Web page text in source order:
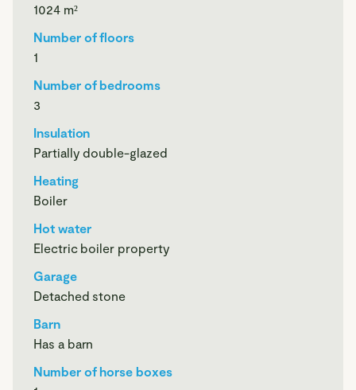
De open woonkeuken is uitgevoerd in een landelijke stijl
en voorzien van twee wasbakken, een oven en veel
werkruimte. Dankzij de directe verbinding met de
Daarnaast is de woning voorzien van een zonneboiler met
een 200 liter vat.
De woning is volledig gelijkvloers ingericht wat het
slaapkamers en een extra multifunctionele ruimte met
keukenblok, welke uitstekend geschikt is als praktijk,
atelier of sportruimte. De openslaande deuren verbinden
deze ruimte direct met de tuin.
De badkamer is royaal opgezet en voorzien van een dubbel
wastafelmeubel, een ligbad en een open douche. Dankzij de
aanwezige dakramen valt hier veel natuurlijk licht naar
binnen en ontstaat zelfs uitzicht op de sterrenhemel. Zowel
toegangsdeuren, wat zorgt voor extra comfort en praktische
1024 m²
Number of floors
1
Number of bedrooms
3
Insulation
Partially double-glazed
Heating
Boiler
Hot water
Electric boiler property
Garage
Detached stone
Barn
Has a barn
Number of horse boxes